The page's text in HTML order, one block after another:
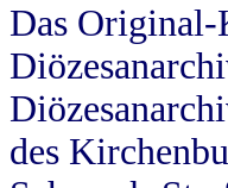
Das Original-
des